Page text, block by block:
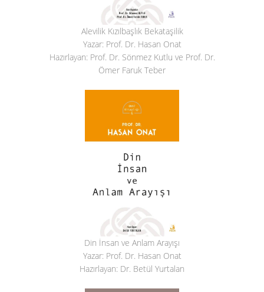
Alevilik Kızılbaşlık Bekataşilik
Yazar: Prof. Dr. Hasan Onat
Hazırlayan: Prof. Dr. Sönmez Kutlu ve Prof. Dr.
Ömer Faruk Teber
Din İnsan ve Anlam Arayışı
Yazar: Prof. Dr. Hasan Onat
Hazırlayan: Dr. Betül Yurtalan